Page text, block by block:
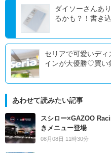
ダイソーさんあ
るかも？！書き
セリアで可愛いデ
インが大優勝♡買い
あわせて読みたい記事
スシロー×GAZOO
きメニュー登場
08月08日 11時30分